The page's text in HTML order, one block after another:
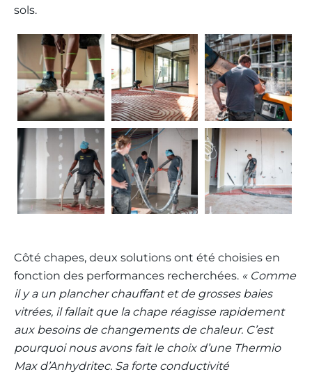
sols.
Côté chapes, deux solutions ont été choisies en
fonction des performances recherchées. « Comme
il y a un plancher chauffant et de grosses baies
vitrées, il fallait que la chape réagisse rapidement
aux besoins de changements de chaleur. C’est
pourquoi nous avons fait le choix d’une Thermio
Max d’Anhydritec. Sa forte conductivité